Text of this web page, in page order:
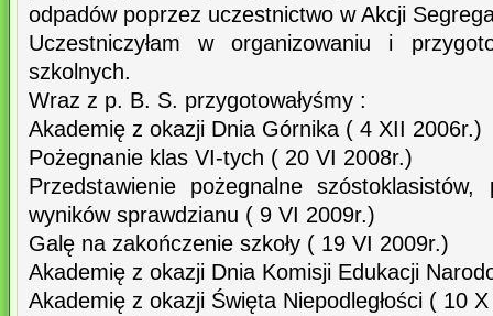
odpadów poprzez uczestnictwo w Akcji
Uczestniczyłam w organizowaniu i
szkolnych.
Wraz z p. B. S. przygotowałyśmy :
Akademię z okazji Dnia Górnika ( 4 XII 2006r.)
Pożegnanie klas VI-tych ( 20 VI 2008r.)
Przedstawienie pożegnalne szóstoklasistów,
wyników sprawdzianu ( 9 VI 2009r.)
Galę na zakończenie szkoły ( 19 VI 2009r.)
Akademię z okazji Dnia Komisji Edukacji
Akademię z okazji Święta Niepodległości ( 10